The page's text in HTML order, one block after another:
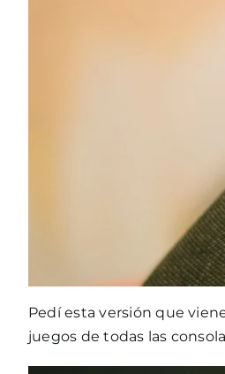
Pedíesta versión que
juegos de todas las